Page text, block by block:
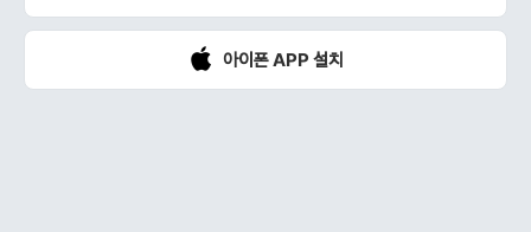
아이폰 APP 설치